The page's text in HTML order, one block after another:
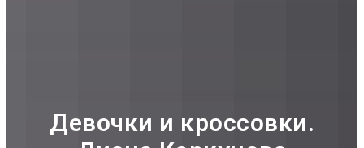
Девочки и кроссовки.